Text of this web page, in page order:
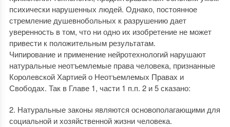
психически нарушенных людей. Однако, постоянное
стремление душевнобольных к разрушению дает
уверенность в том, что ни одно их изобретение не может
привести к положительным результатам.
Чипирование и применение нейротехнологий нарушают
натуральные неотъемлемые права человека, признанные
Королевской Хартией о Неотъемлемых Правах и
Свободах. Так в Главе 1, части 1 п.п. 2 и 5 сказано:
2. Натуральные законы являются основополагающими для
социальной и хозяйственной жизни человека.